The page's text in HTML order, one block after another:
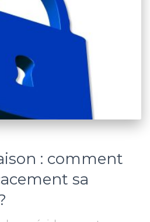
: comment
sa